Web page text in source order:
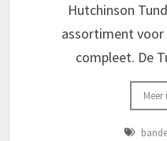
Hutchinson
assortiment
compleet. De